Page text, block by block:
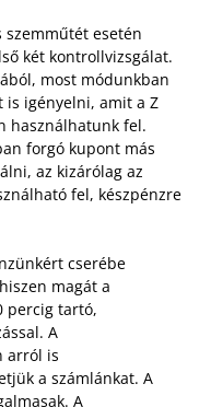
szemműtét esetén
két kontrollvizsgálat.
most módunkban
is igényelni, amit a Z
használhatunk fel.
forgó kupont más
az kizárólag az
fel, készpénzre
cserébe
magát a
percig tartó,
A
arról is
a számlánkat. A
A